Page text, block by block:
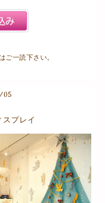
はご一読下さい。
/05
スプレイ